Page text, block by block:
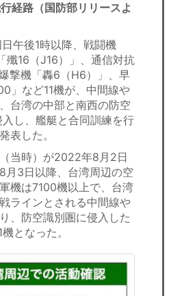
経路（国防部リリースよ
午後1時以降、戦闘機
殲16（J16）」、通信対抗
撃機「轟6（H6）」、早
」など11機が、中間線や
台湾の中部と南西の防空
し、艦艇と合同訓練を行
表した。
当時）が2022年8月2日
月3日以降、台湾周辺の空
機は7100機以上で、台湾
ラインとされる中間線や
、防空識別圏に侵入した
となった。